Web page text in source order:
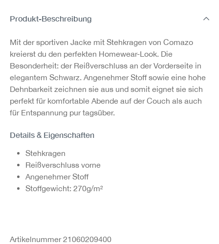
Produkt-Beschreibung
Mit der sportiven Jacke mit Stehkragen von Comazo
kreierst du den perfekten Homewear-Look. Die
Besonderheit: der Reißverschluss an der Vorderseite in
elegantem Schwarz. Angenehmer Stoff sowie eine hohe
Dehnbarkeit zeichnen sie aus und somit eignet sie sich
perfekt für komfortable Abende auf der Couch als auch
für Entspannung pur tagsüber.
Details & Eigenschaften
Stehkragen
Reißverschluss vorne
Angenehmer Stoff
Stoffgewicht: 270g/m²
Artikelnummer 21060209400